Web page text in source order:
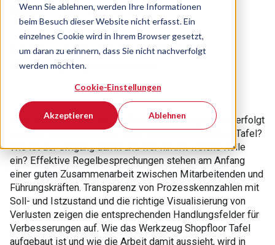
Wenn Sie ablehnen, werden Ihre Informationen
beim Besuch dieser Website nicht erfasst. Ein
einzelnes Cookie wird in Ihrem Browser gesetzt,
um daran zu erinnern, dass Sie nicht nachverfolgt
werden möchten.
Cookie-Einstellungen
Akzeptieren Ablehnen
Seminar Freie Plätze verfügbar
Führungsverantwortung am Ort der
Wertschöpfung wahrnehmen
Was sind die Ziele, die mit Shopfloor Management verfolgt
werden? Welche Kernelemente bilden die Shopfloor Tafel?
Wie ist der Umgang damit und wer nimmt welche Rolle
ein? Effektive Regelbesprechungen stehen am Anfang
einer guten Zusammenarbeit zwischen Mitarbeitenden und
Führungskräften. Transparenz von Prozesskennzahlen mit
Soll- und Istzustand und die richtige Visualisierung von
Verlusten zeigen die entsprechenden Handlungsfelder für
Verbesserungen auf. Wie das Werkzeug Shopfloor Tafel
aufgebaut ist und wie die Arbeit damit aussieht, wird in